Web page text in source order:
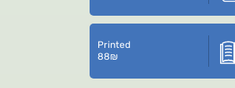
Printed
88₪